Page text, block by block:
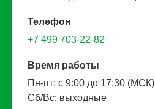
Телефон
+7 499 703-22-82
Время работы
Пн-пт: с 9:00 до 17:30 (МСК)
Сб/Вс: выходные